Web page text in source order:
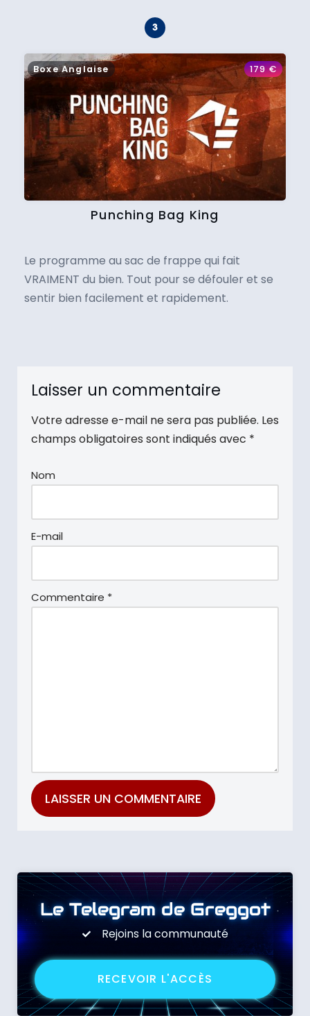
Boxe Anglaise 179€
Punching Bag King
Le programme au sac de frappe qui fait
VRAIMENT du bien. Tout pour se défouler et se
sentir bien facilement et rapidement.
Laisser un commentaire
Votre adresse e-mail ne sera pas publiée. Les
champs obligatoires sont indiqués avec *
Nom
E-mail
Commentaire *
Le Telegram de Greggot
Rejoins la communauté
RECEVOIR L'ACCÈS